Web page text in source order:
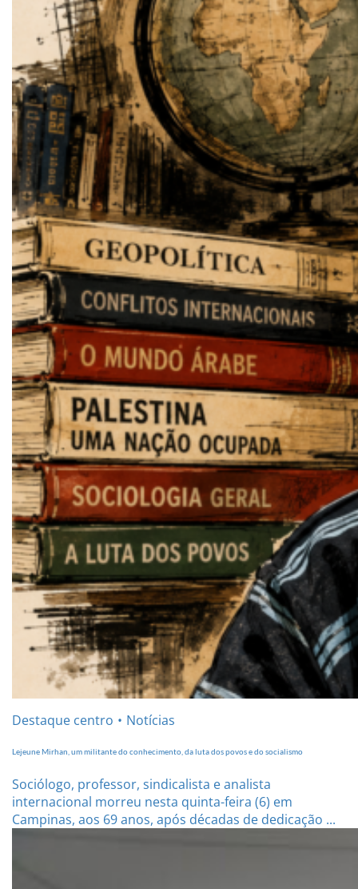
Destaque centro Notícias
Lejeune Mirhan, um militante do conhecimento, da luta dos povos e do socialismo
Sociólogo, professor, sindicalista e analista
internacional morreu nesta quinta-feira (6) em
Campinas, aos 69 anos, após décadas de dedicação ...